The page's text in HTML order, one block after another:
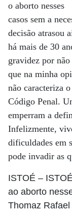
o aborto nesses
casos sem a
decisão atrasou
há mais de 30
gravidez por
que na minha
não caracteriza
Código Penal.
emperram a
Infelizmente,
dificuldades em
pode invadir as
ISTOÉ –
ao aborto
Thomaz